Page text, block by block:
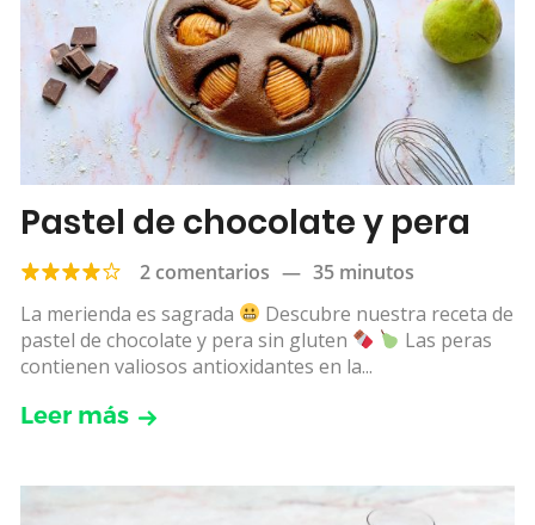
Pastel de chocolate y pera
2 comentarios — 35 minutos
La merienda es sagrada
Descubre nuestra receta de
pastel de chocolate y pera sin gluten
Las peras
contienen valiosos antioxidantes en la...
Leer más